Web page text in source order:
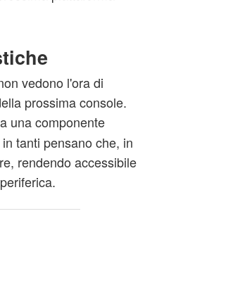
vedono l'ora di
prossima console.
una componente
tanti pensano che, in
rendendo accessibile